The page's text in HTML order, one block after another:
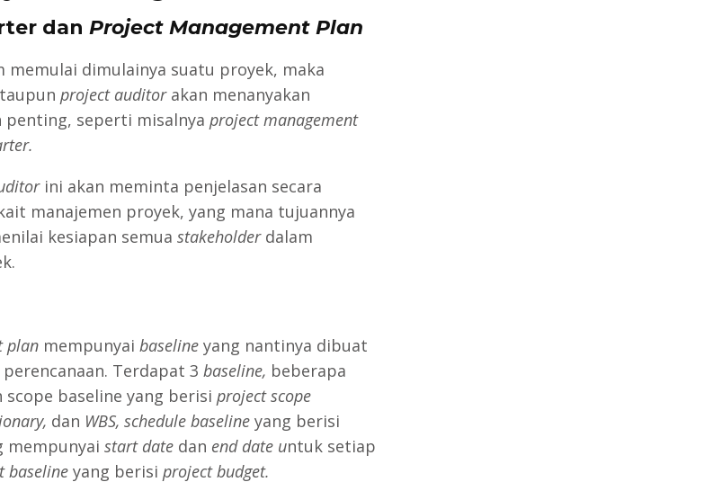
dan Project Management Plan
memulai dimulainya suatu proyek, maka
project auditorakan menanyakan
penting, seperti misalnya project management
ini akan meminta penjelasan secara
manajemen proyek, yang mana tujuannya
kesiapan semua stakeholderdalam
plan mempunyai baselineyang nantinya dibuat
Terdapat 3 baseline, beberapa
scope baseline yang berisi project scope
dan WBS, schedule baseline yang berisi
mempunyai start date dan end date untuk setiap
baseline yang berisi project budget.